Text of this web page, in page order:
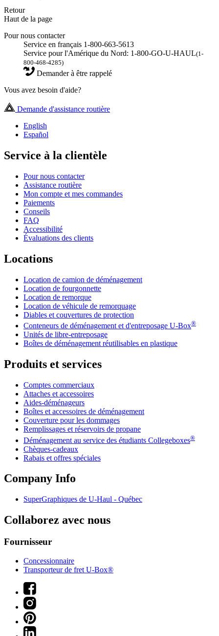
Retour
Haut de la page
Pour nous contacter
Service en français 1-800-663-5613
Service pour l'Amérique du Nord: 1-800-GO-U-HAUL(1-
800-468-4285)
Demander à être rappelé
Vous avez besoin d'aide?
Demande d'assistance routière
English
Español
Service à la clientèle
Pour nous contacter
Assistance routière
Mon compte et mes commandes
Paiements
Conseils
FAQ
Accessibilité
Évaluations des clients
Locations
Location de camion de déménagement
Location de fourgonnette
Location de remorque
Location de véhicule de remorquage
Diables et couvertures de protection
Conteneurs de déménagement et d'entreposage U-Box®
Unités de libre-entreposage
Boîtes de déménagement réutilisables en plastique
Produits et services
Comptes commerciaux
Attaches et accessoires
Aides-déménageurs
Boîtes et accessoires de déménagement
Couverture pour les dommages
Remplissages et réservoirs de propane
Déménagement au service des étudiants Collegeboxes®
Chèques-cadeaux
Rabais et offres spéciales
Company Info
SuperGraphiques de U-Haul - Québec
Collaborez avec nous
Fournisseur
Concessionnaire
Transporteur de fret U-Box®